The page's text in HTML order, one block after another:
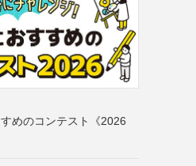
めのコンテスト《2026